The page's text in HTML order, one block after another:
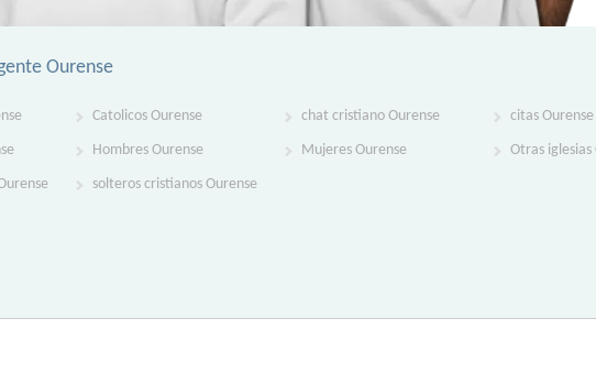
Ourense
Catolicos Ourense chat cristiano Ourense citas Ourense
Hombres Ourense Mujeres Ourense Otras iglesias
solteros cristianos Ourense